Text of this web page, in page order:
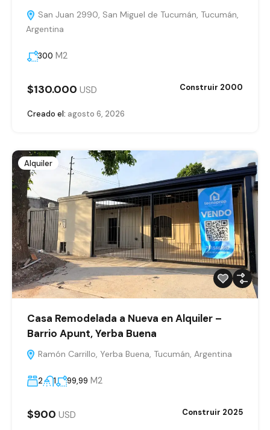
San Juan 2990, San Miguel de Tucumán, Tucumán,
Argentina
300 M2
$130.000 USD Construir 2000
Creado el: agosto 6, 2026
Alquiler
Casa Remodelada a Nueva en Alquiler –
Barrio Apunt, Yerba Buena
Ramón Carrillo, Yerba Buena, Tucumán, Argentina
2 1 99,99 M2
$900 USD Construir 2025